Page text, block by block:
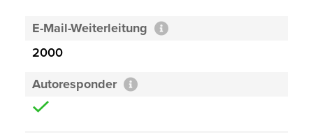
E-Mail-Weiterleitung
2000
Autoresponder